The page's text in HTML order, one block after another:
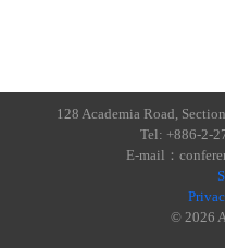
128 Academia Road,
Tel: +886-2-
E-mail：
© 2026